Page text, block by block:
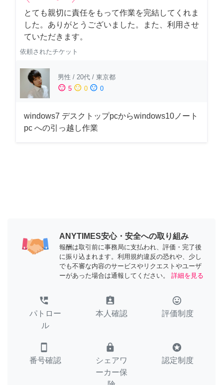
とても親切に責任をもって作業を完結してくれま
した。ありがとうございました。また、利用させ
ていただきます。
依頼されたチケット
男性 / 20代 / 東京都
sentiment_satisfied 5 sentiment_neutral 0 sentiment_dissatisfied 0
windows7 デスクトップpcからwindows10ノート
pc への引っ越し作業
ANYTIMES安心・安全への取り組み
報酬は取引前に事務局に支払われ、評価・完了後
に振り込まれます。利用規約違反の恐れや、少し
でも不審な内容のサービスやリクエストやユーザ
ーがあった場合は通報してください。
詳細を見る
perm_phone_msg
パトロー
ル
assignment_ind
本人確認
tag_faces
評価制度
smartphone
番号確認
lock
シェアワ
ーカー保
stars
認定制度